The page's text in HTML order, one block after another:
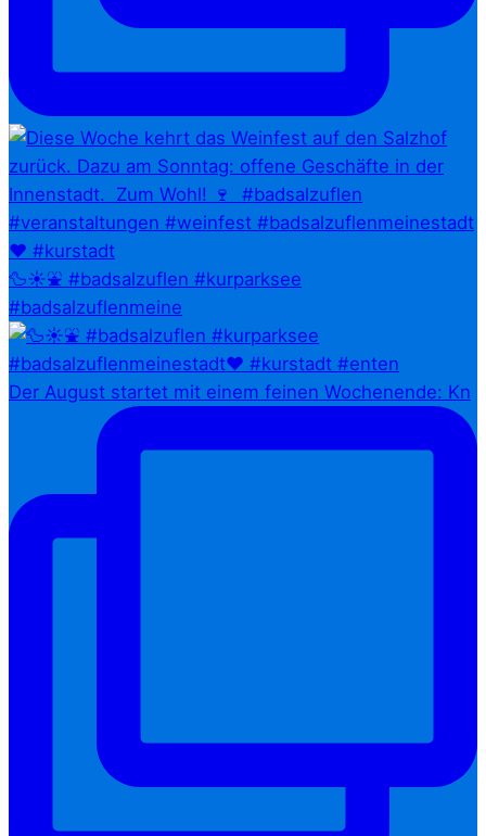
🦆☀️⛲ #badsalzuflen #kurparksee
#badsalzuflenmeine
Der August startet mit einem feinen Wochenende: Kn